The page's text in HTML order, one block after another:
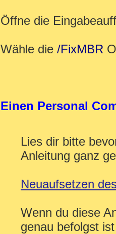
Öffne die
Wähle die /FixMBR
Einen Personal
Lies dir bitte
Anleitung ganz
Neuaufsetzen
Wenn du diese
genau befolgst